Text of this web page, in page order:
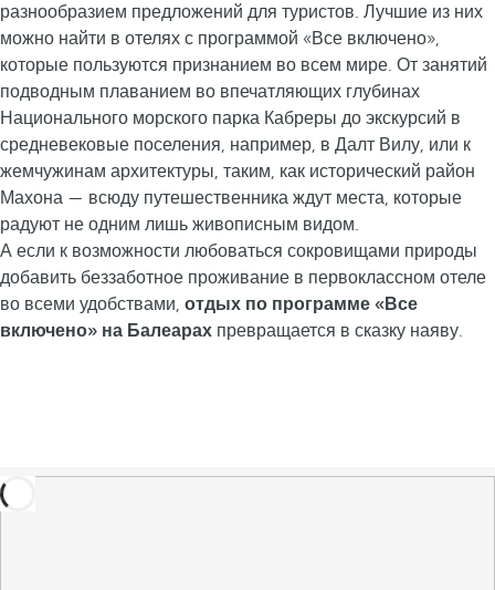
разнообразием предложений для туристов. Лучшие из них
можно найти в отелях с программой «Все включено»,
которые пользуются признанием во всем мире. От занятий
подводным плаванием во впечатляющих глубинах
Национального морского парка Кабреры до экскурсий в
средневековые поселения, например, в Далт Вилу, или к
жемчужинам архитектуры, таким, как исторический район
Махона — всюду путешественника ждут места, которые
радуют не одним лишь живописным видом.
А если к возможности любоваться сокровищами природы
добавить беззаботное проживание в первоклассном отеле
во всеми удобствами, отдых по программе «Все
включено» на Балеарах превращается в сказку наяву.